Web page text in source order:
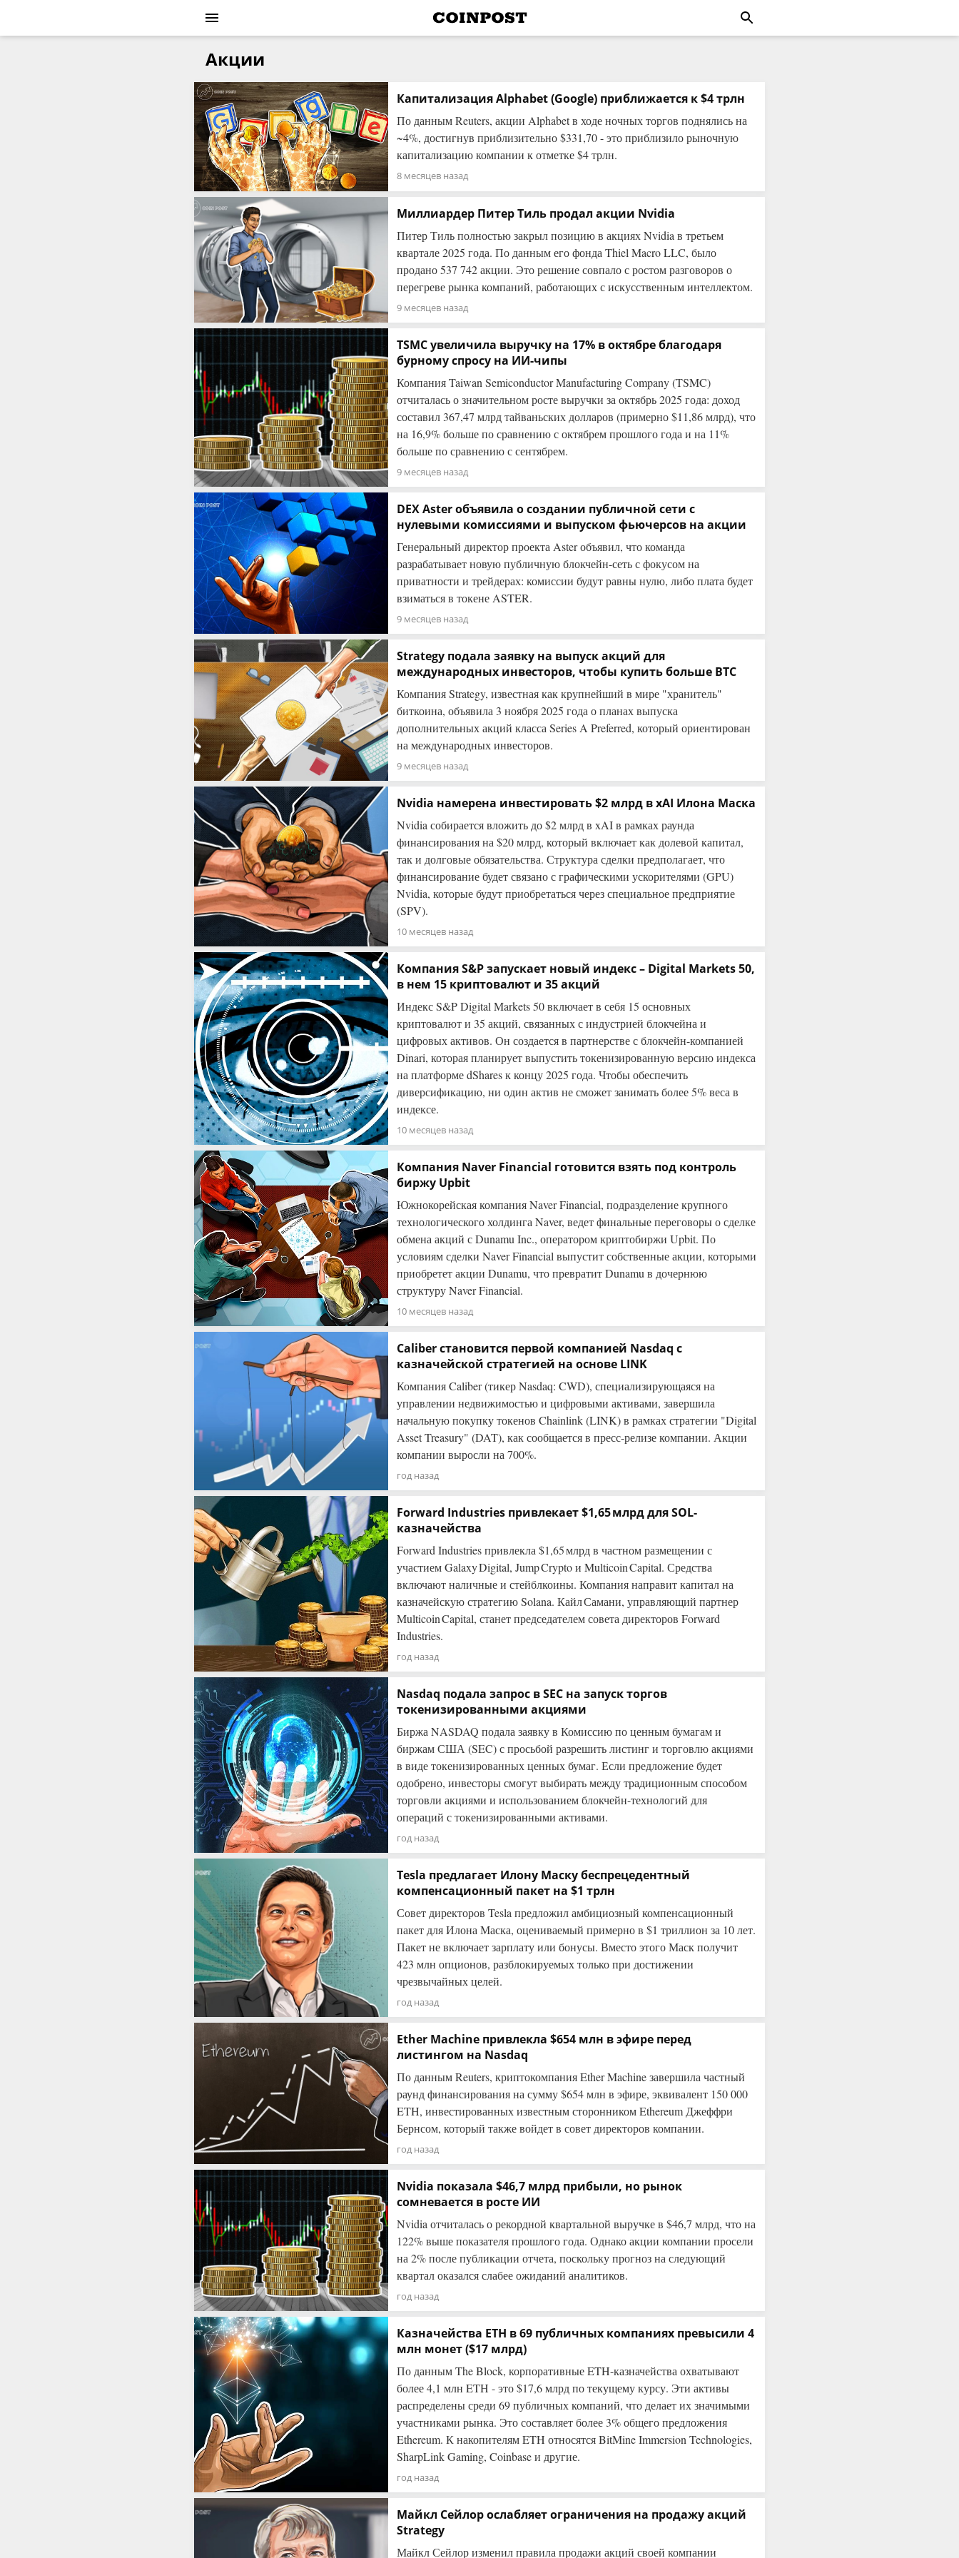
Акции
Капитализация Alphabet (Google) приближается к $4 трлн
По данным Reuters, акции Alphabet в ходе ночных торгов поднялись на
~4%, достигнув приблизительно $331,70 - это приблизило рыночную
капитализацию компании к отметке $4 трлн.
8 месяцев назад
Миллиардер Питер Тиль продал акции Nvidia
Питер Тиль полностью закрыл позицию в акциях Nvidia в третьем
квартале 2025 года. По данным его фонда Thiel Macro LLC, было
продано 537 742 акции. Это решение совпало с ростом разговоров о
перегреве рынка компаний, работающих с искусственным интеллектом.
9 месяцев назад
TSMC увеличила выручку на 17% в октябре благодаря
бурному спросу на ИИ-чипы
Компания Taiwan Semiconductor Manufacturing Company (TSMC)
отчиталась о значительном росте выручки за октябрь 2025 года: доход
составил 367,47 млрд тайваньских долларов (примерно $11,86 млрд), что
на 16,9% больше по сравнению с октябрем прошлого года и на 11%
больше по сравнению с сентябрем.
9 месяцев назад
DEX Aster объявила о создании публичной сети с
нулевыми комиссиями и выпуском фьючерсов на акции
Генеральный директор проекта Aster объявил, что команда
разрабатывает новую публичную блокчейн-сеть с фокусом на
приватности и трейдерах: комиссии будут равны нулю, либо плата будет
взиматься в токене ASTER.
9 месяцев назад
Strategy подала заявку на выпуск акций для
международных инвесторов, чтобы купить больше BTC
Компания Strategy, известная как крупнейший в мире "хранитель"
биткоина, объявила 3 ноября 2025 года о планах выпуска
дополнительных акций класса Series A Preferred, который ориентирован
на международных инвесторов.
9 месяцев назад
Nvidia намерена инвестировать $2 млрд в xAI Илона Маска
Nvidia собирается вложить до $2 млрд в xAI в рамках раунда
финансирования на $20 млрд, который включает как долевой капитал,
так и долговые обязательства. Структура сделки предполагает, что
финансирование будет связано с графическими ускорителями (GPU)
Nvidia, которые будут приобретаться через специальное предприятие
(SPV).
10 месяцев назад
Компания S&P запускает новый индекс – Digital Markets 50,
в нем 15 криптовалют и 35 акций
Индекс S&P Digital Markets 50 включает в себя 15 основных
криптовалют и 35 акций, связанных с индустрией блокчейна и
цифровых активов. Он создается в партнерстве с блокчейн-компанией
Dinari, которая планирует выпустить токенизированную версию индекса
на платформе dShares к концу 2025 года. Чтобы обеспечить
диверсификацию, ни один актив не сможет занимать более 5% веса в
индексе.
10 месяцев назад
Компания Naver Financial готовится взять под контроль
биржу Upbit
Южнокорейская компания Naver Financial, подразделение крупного
технологического холдинга Naver, ведет финальные переговоры о сделке
обмена акций с Dunamu Inc., оператором криптобиржи Upbit. По
условиям сделки Naver Financial выпустит собственные акции, которыми
приобретет акции Dunamu, что превратит Dunamu в дочернюю
структуру Naver Financial.
10 месяцев назад
Caliber становится первой компанией Nasdaq с
казначейской стратегией на основе LINK
Компания Caliber (тикер Nasdaq: CWD), специализирующаяся на
управлении недвижимостью и цифровыми активами, завершила
начальную покупку токенов Chainlink (LINK) в рамках стратегии "Digital
Asset Treasury" (DAT), как сообщается в пресс-релизе компании. Акции
компании выросли на 700%.
год назад
Forward Industries привлекает $1,65 млрд для SOL-
казначейства
Forward Industries привлекла $1,65 млрд в частном размещении с
участием Galaxy Digital, Jump Crypto и Multicoin Capital. Средства
включают наличные и стейблкоины. Компания направит капитал на
казначейскую стратегию Solana. Кайл Самани, управляющий партнер
Multicoin Capital, станет председателем совета директоров Forward
Industries.
год назад
Nasdaq подала запрос в SEC на запуск торгов
токенизированными акциями
Биржа NASDAQ подала заявку в Комиссию по ценным бумагам и
биржам США (SEC) с просьбой разрешить листинг и торговлю акциями
в виде токенизированных ценных бумаг. Если предложение будет
одобрено, инвесторы смогут выбирать между традиционным способом
торговли акциями и использованием блокчейн-технологий для
операций с токенизированными активами.
год назад
Tesla предлагает Илону Маску беспрецедентный
компенсационный пакет на $1 трлн
Совет директоров Tesla предложил амбициозный компенсационный
пакет для Илона Маска, оцениваемый примерно в $1 триллион за 10 лет.
Пакет не включает зарплату или бонусы. Вместо этого Маск получит
423 млн опционов, разблокируемых только при достижении
чрезвычайных целей.
год назад
Ether Machine привлекла $654 млн в эфире перед
листингом на Nasdaq
По данным Reuters, криптокомпания Ether Machine завершила частный
раунд финансирования на сумму $654 млн в эфире, эквивалент 150 000
ETH, инвестированных известным сторонником Ethereum Джеффри
Бернсом, который также войдет в совет директоров компании.
год назад
Nvidia показала $46,7 млрд прибыли, но рынок
сомневается в росте ИИ
Nvidia отчиталась о рекордной квартальной выручке в $46,7 млрд, что на
122% выше показателя прошлого года. Однако акции компании просели
на 2% после публикации отчета, поскольку прогноз на следующий
квартал оказался слабее ожиданий аналитиков.
год назад
Казначейства ETH в 69 публичных компаниях превысили 4
млн монет ($17 млрд)
По данным The Block, корпоративные ETH-казначейства охватывают
более 4,1 млн ETH - это $17,6 млрд по текущему курсу. Эти активы
распределены среди 69 публичных компаний, что делает их значимыми
участниками рынка. Это составляет более 3% общего предложения
Ethereum. К накопителям ETH относятся BitMine Immersion Technologies,
SharpLink Gaming, Coinbase и другие.
год назад
Майкл Сейлор ослабляет ограничения на продажу акций
Strategy
Майкл Сейлор изменил правила продажи акций своей компании